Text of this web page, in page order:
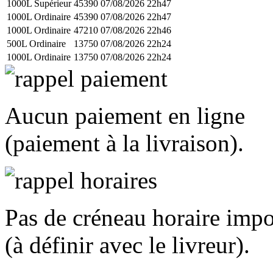
1000L Supérieur 45390 07/08/2026 22h47
1000L Ordinaire 45390 07/08/2026 22h47
1000L Ordinaire 47210 07/08/2026 22h46
500L Ordinaire
13750 07/08/2026 22h24
1000L Ordinaire 13750 07/08/2026 22h24
Aucun paiement en ligne
(paiement à la livraison).
Pas de créneau horaire
(à définir avec le livreur).